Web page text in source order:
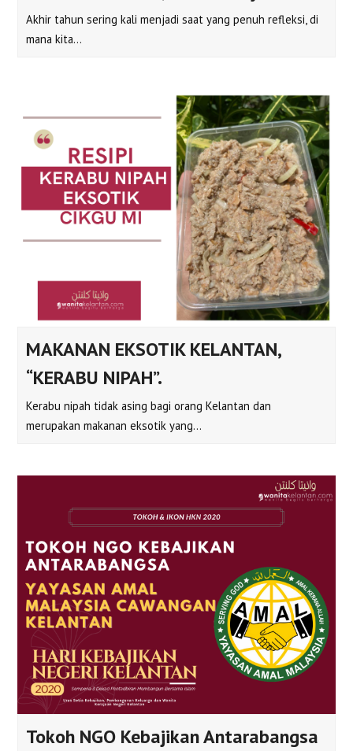
Akhir tahun sering kali menjadi saat yang penuh refleksi, di
mana kita…
MAKANAN EKSOTIK KELANTAN,
“KERABU NIPAH”.
Kerabu nipah tidak asing bagi orang Kelantan dan
merupakan makanan eksotik yang…
Tokoh NGO Kebajikan Antarabangsa